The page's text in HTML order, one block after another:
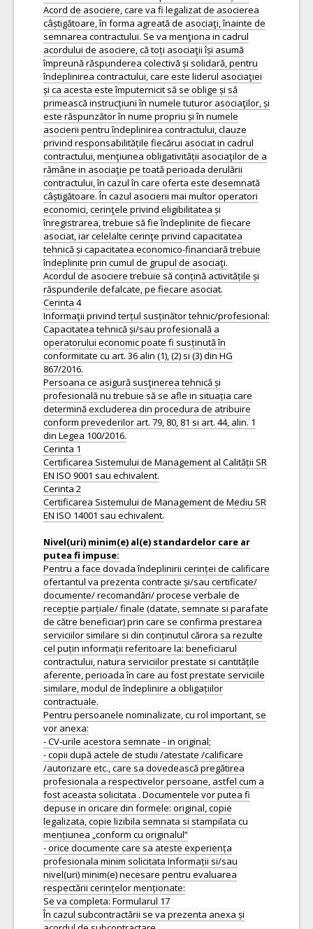
Acord de asociere, care va fi legalizat de asocierea
câștigătoare, în forma agreată de asociaţi, înainte de
semnarea contractului. Se va menţiona in cadrul
acordului de asociere, că toți asociaţii își asumă
împreună răspunderea colectivă și solidară, pentru
îndeplinirea contractului, care este liderul asociaţiei
și ca acesta este împuternicit să se oblige și să
primească instrucţiuni în numele tuturor asociaţilor, și
este răspunzător în nume propriu și în numele
asocierii pentru îndeplinirea contractului, clauze
privind responsabilitățile fiecărui asociat in cadrul
contractului, menţiunea obligativității asociaţilor de a
rămâne in asociaţie pe toată perioada derulării
contractului, în cazul în care oferta este desemnată
câștigătoare. În cazul asocierii mai multor operatori
economici, cerinţele privind eligibilitatea și
înregistrarea, trebuie să fie îndeplinite de fiecare
asociat, iar celelalte cerinţe privind capacitatea
tehnică și capacitatea economico-financiară trebuie
îndeplinite prin cumul de grupul de asociaţi.
Acordul de asociere trebuie să conțină activitățile și
răspunderile defalcate, pe fiecare asociat.
Cerinta 4
Informaţii privind terțul susținător tehnic/profesional:
Capacitatea tehnică și/sau profesională a
operatorului economic poate fi susținută în
conformitate cu art. 36 alin (1), (2) si (3) din HG
867/2016.
Persoana ce asigură susţinerea tehnică și
profesională nu trebuie să se afle in situația care
determină excluderea din procedura de atribuire
conform prevederilor art. 79, 80, 81 si art. 44, alin. 1
din Legea 100/2016.
Cerinta 1
Certificarea Sistemului de Management al Calității SR
EN ISO 9001 sau echivalent.
Cerinta 2
Certificarea Sistemului de Management de Mediu SR
EN ISO 14001 sau echivalent.
Nivel(uri) minim(e) al(e) standardelor care ar
Pentru a face dovada îndeplinirii cerinței de calificare
ofertantul va prezenta contracte și/sau certificate/
documente/ recomandări/ procese verbale de
recepție parțiale/ finale (datate, semnate si parafate
de către beneficiar) prin care se confirma prestarea
serviciilor similare si din conținutul cărora sa rezulte
cel puțin informații referitoare la: beneficiarul
contractului, natura serviciilor prestate si cantitățile
aferente, perioada în care au fost prestate serviciile
similare, modul de îndeplinire a obligațiilor
contractuale.
Pentru persoanele nominalizate, cu rol important, se
vor anexa:
- CV-urile acestora semnate - in original;
- copii după actele de studii /atestate /calificare
/autorizare etc., care sa dovedească pregătirea
profesionala a respectivelor persoane, astfel cum a
fost aceasta solicitata . Documentele vor putea fi
depuse in oricare din formele: original, copie
legalizata, copie lizibila semnata si stampilata cu
mențiunea „conform cu originalul”
- orice documente care sa ateste experiența
profesionala minim solicitata Informații si/sau
nivel(uri) minim(e) necesare pentru evaluarea
respectării cerințelor menționate:
Se va completa: Formularul 17
În cazul subcontractării se va prezenta anexa și